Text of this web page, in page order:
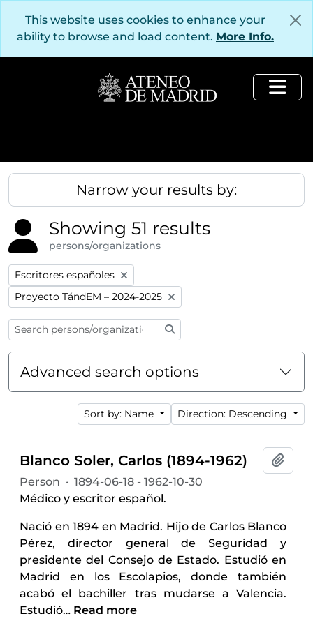
This website uses cookies to enhance your
ability to browse and load content. More Info.
Narrow your results by:
Showing 51 results
persons/organizations
Remove filter:
Escritores españoles
Remove filter:
Proyecto TándEM – 2024-2025
Advanced search options
Sort by: Name Direction: Descending
Blanco Soler, Carlos (1894-1962)
Person · 1894-06-18 - 1962-10-30
Médico y escritor español.
Nació en 1894 en Madrid. Hijo de Carlos Blanco
Pérez, director general de Seguridad y
presidente del Consejo de Estado. Estudió en
Madrid en los Escolapios, donde también
acabó el bachiller tras mudarse a Valencia.
Estudió… Read more